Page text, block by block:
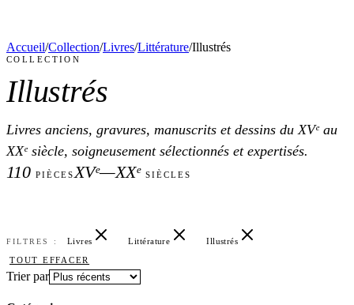
Accueil/Collection/Livres/Littérature/Illustrés
COLLECTION
Illustrés
Livres anciens, gravures, manuscrits et dessins du XVᵉ au
XXᵉ siècle, soigneusement sélectionnés et expertisés.
110 PIÈCESXVᵉ—XXᵉ SIÈCLES
FILTRES : Livres Littérature
Illustrés
TOUT EFFACER
Trier par